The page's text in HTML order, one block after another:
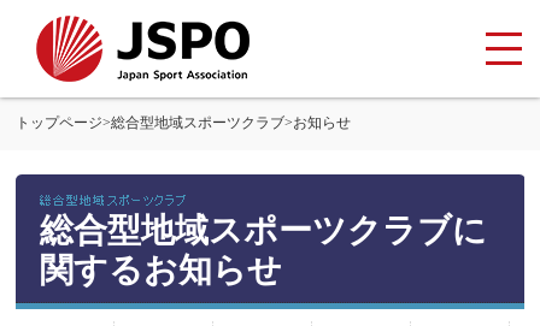
トップページ>総合型地域スポーツクラブ>お知らせ
総合型地域スポーツクラブに
関するお知らせ